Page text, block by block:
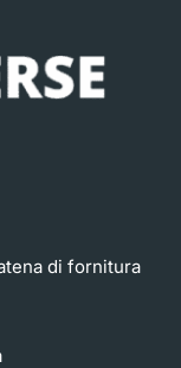
di fornitura